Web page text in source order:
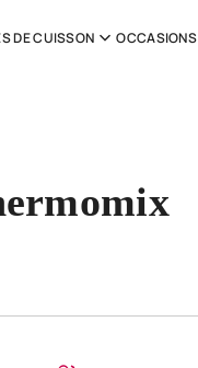
DE CUISSON OCCASIONS